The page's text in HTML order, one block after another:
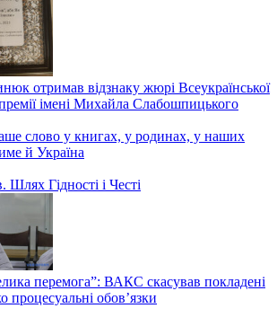
отримав відзнаку жюрі Всеукраїнської
премії імені Михайла Слабошпицького
слово у книгах, у родинах, у наших
й Україна
Шлях Гідності і Честі
перемога”: ВАКС скасував покладені
обов’язки